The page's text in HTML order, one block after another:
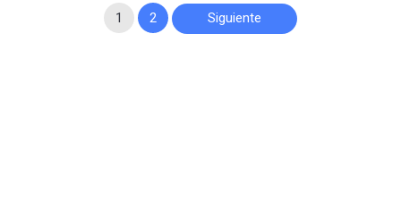
Paginación 1 2 Siguiente